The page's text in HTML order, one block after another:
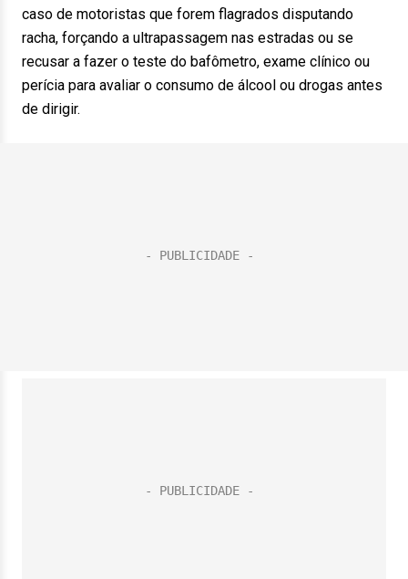
caso de motoristas que forem flagrados disputando
racha, forçando a ultrapassagem nas estradas ou se
recusar a fazer o teste do bafômetro, exame clínico ou
perícia para avaliar o consumo de álcool ou drogas antes
de dirigir.